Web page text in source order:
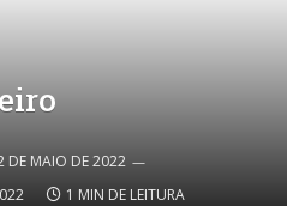
DE MAIO DE 2022
1 MIN DE LEITURA